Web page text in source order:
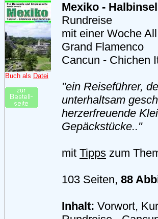
Buch als Datei
Mexiko -
Rundreise
mit einer Woche
Grand Flamenco
Cancun - Chichen
"ein Reiseführer,
unterhaltsam
herzerfreuende
Gepäckstücke.."
mit Tipps zum
103 Seiten, 88
Inhalt: Vorwort,